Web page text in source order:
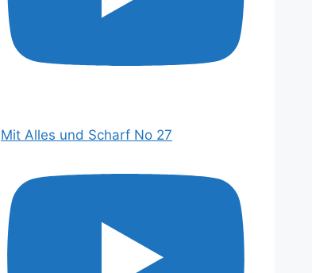
Mit Alles und Scharf No 27